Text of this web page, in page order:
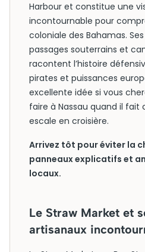
Harbour et constitue une
incontournable pour
coloniale des Bahamas.
passages souterrains et
racontent l’histoire
pirates et puissances
excellente idée si vous
faire à Nassau quand il fait
escale en croisière.
Arrivez tôt pour éviter la
panneaux explicatifs et
locaux.
Le Straw Market et
artisanaux